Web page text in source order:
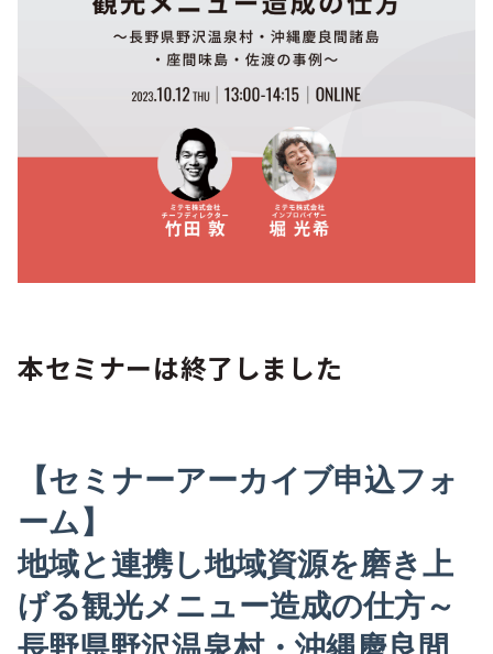
本セミナーは終了しました